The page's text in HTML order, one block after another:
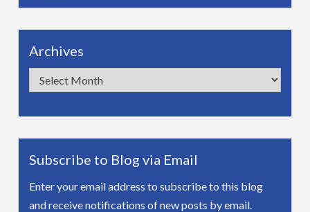
Archives
Archives
Subscribe to Blog via Email
Enter your email address to subscribe to this blog
and receive notifications of new posts by email.